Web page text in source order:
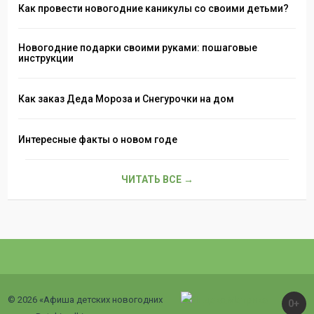
Как провести новогодние каникулы со своими детьми?
Новогодние подарки своими руками: пошаговые
инструкции
Как заказ Деда Мороза и Снегурочки на дом
Интересные факты о новом годе
ЧИТАТЬ ВСЕ →
0+
© 2026 «Афиша детских новогодних